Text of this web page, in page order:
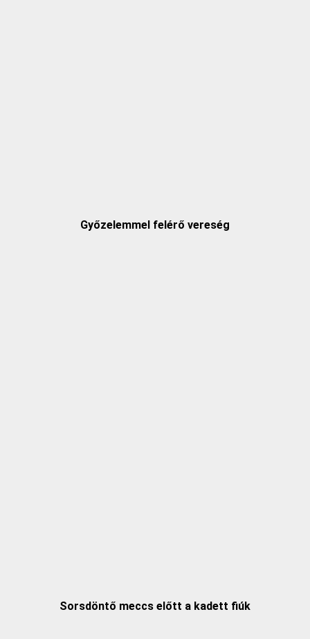
Győzelemmel felérő vereség
Sorsdöntő meccs előtt a kadett fiúk